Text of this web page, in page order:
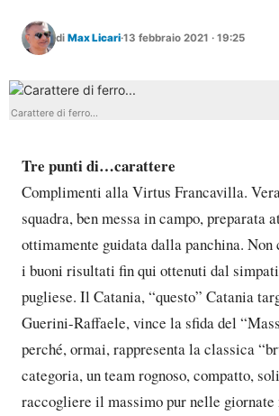
di Max Licari·13 febbraio 2021 · 19:25
Carattere di ferro...
Tre punti di…carattere
Complimenti alla Virtus Francavilla.
squadra, ben messa in campo, preparata
ottimamente guidata dalla panchina. Non
i buoni risultati fin qui ottenuti dal
pugliese. Il Catania, “questo” Catania
Guerini-Raffaele, vince la sfida del
perché, ormai, rappresenta la classica
categoria, un team rognoso, compatto,
raccogliere il massimo pur nelle